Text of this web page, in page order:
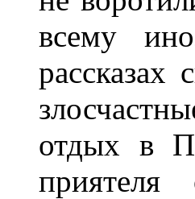
всему
отдых в